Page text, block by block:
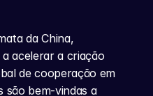
da China,
acelerar a criação
de cooperação em
são bem-vindas a